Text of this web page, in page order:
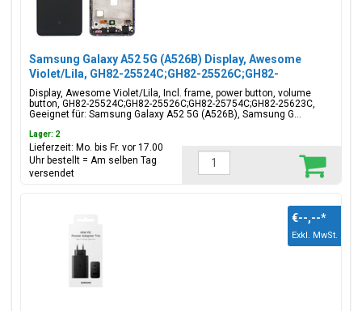
Samsung Galaxy A52 5G (A526B) Display, Awesome
Violet/Lila, GH82-25524C;GH82-25526C;GH82-
25754C;GH82-25623C
Display, Awesome Violet/Lila, Incl. frame, power button, volume
button, GH82-25524C;GH82-25526C;GH82-25754C;GH82-25623C,
Geeignet für: Samsung Galaxy A52 5G (A526B), Samsung G...
Lager: 2
Lieferzeit: Mo. bis Fr. vor 17.00
Uhr bestellt = Am selben Tag
versendet
€--,--*
Exkl. MwSt.